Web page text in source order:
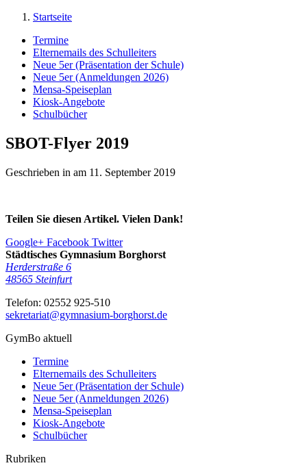
Startseite
Termine
Elternemails des Schulleiters
Neue 5er (Präsentation der Schule)
Neue 5er (Anmeldungen 2026)
Mensa-Speiseplan
Kiosk-Angebote
Schulbücher
SBOT-Flyer 2019
Geschrieben in am 11. September 2019
Teilen Sie diesen Artikel. Vielen Dank!
Google+ Facebook Twitter
Städtisches Gymnasium Borghorst
Herderstraße 6
48565 Steinfurt
Telefon: 02552 925-510
sekretariat@gymnasium-borghorst.de
GymBo aktuell
Termine
Elternemails des Schulleiters
Neue 5er (Präsentation der Schule)
Neue 5er (Anmeldungen 2026)
Mensa-Speiseplan
Kiosk-Angebote
Schulbücher
Rubriken